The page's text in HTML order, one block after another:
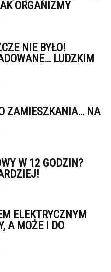
ORGANIZMY
NIE BYŁO!
LUDZKIM
ZAMIESZKANIA… NA
W 12 GODZIN?
ELEKTRYCZNYM
A MOŻE I DO